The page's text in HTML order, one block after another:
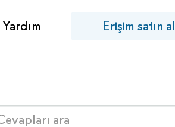
Yardım Erişim satın al